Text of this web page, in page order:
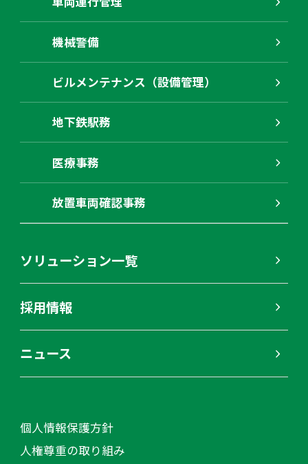
機械警備
ビルメンテナンス（設備管理）
地下鉄駅務
医療事務
放置車両確認事務
ソリューション一覧
採用情報
ニュース
個人情報保護方針
人権尊重の取り組み